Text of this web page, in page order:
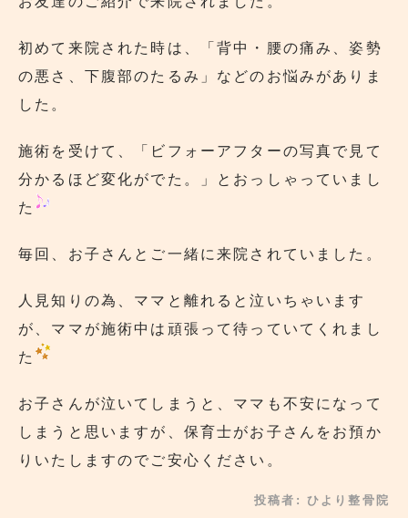
初めて来院された時は、「背中・腰の痛み、姿勢
の悪さ、下腹部のたるみ」などのお悩みがありま
した。
施術を受けて、「ビフォーアフターの写真で見て
分かるほど変化がでた。」とおっしゃっていまし
た
毎回、お子さんとご一緒に来院されていました。
人見知りの為、ママと離れると泣いちゃいます
が、ママが施術中は頑張って待っていてくれまし
た
お子さんが泣いてしまうと、ママも不安になって
しまうと思いますが、保育士がお子さんをお預か
りいたしますのでご安心ください。
投稿者: ひより整骨院